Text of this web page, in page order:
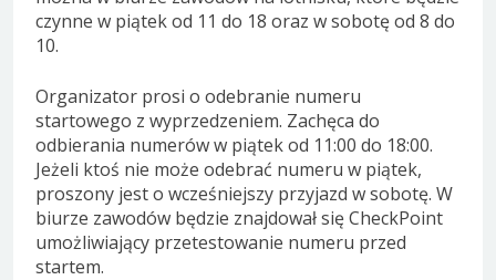
czynne w piątek od 11 do 18 oraz w sobotę od 8 do
10.
Organizator prosi o odebranie numeru
startowego z wyprzedzeniem. Zachęca do
odbierania numerów w piątek od 11:00 do 18:00.
Jeżeli ktoś nie może odebrać numeru w piątek,
proszony jest o wcześniejszy przyjazd w sobotę. W
biurze zawodów będzie znajdował się CheckPoint
umożliwiający przetestowanie numeru przed
startem.